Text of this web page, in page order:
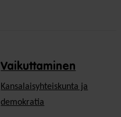
Vaikuttaminen
Kansalaisyhteiskunta ja
demokratia